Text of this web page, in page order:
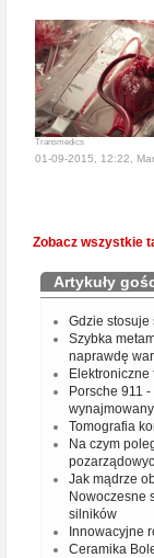
Transmedics
01-09-2015, 12:22,
Zobacz wszystkie
Artykuły
Gdzie
Szybka
naprawdę
Elektroniczne
Porsche 911
Tomografia
Na czym
Jak mądrze
Nowoczesne
silników
Innowacyjne
Ceramika